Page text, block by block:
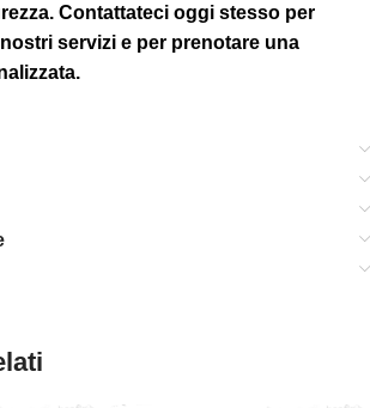
Contattateci oggi stesso per
servizi e per prenotare una